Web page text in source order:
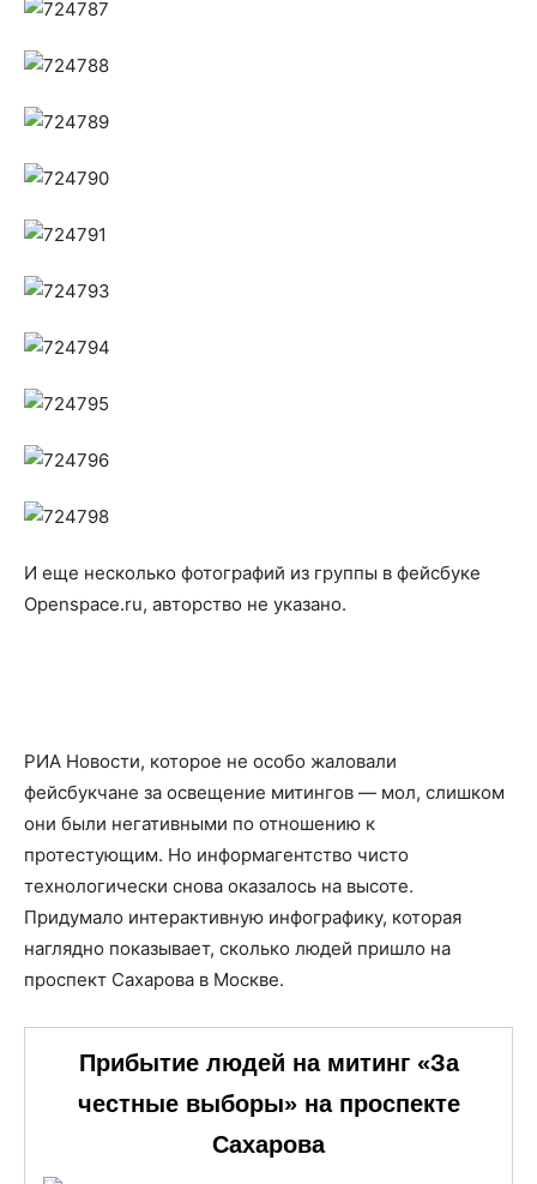
И еще несколько фотографий из группы в фейсбуке
Openspace.ru, авторство не указано.
РИА Новости, которое не особо жаловали
фейсбукчане за освещение митингов — мол, слишком
они были негативными по отношению к
протестующим. Но информагентство чисто
технологически снова оказалось на высоте.
Придумало интерактивную инфографику, которая
наглядно показывает, сколько людей пришло на
проспект Сахарова в Москве.
Прибытие людей на митинг «За
честные выборы» на проспекте
Сахарова